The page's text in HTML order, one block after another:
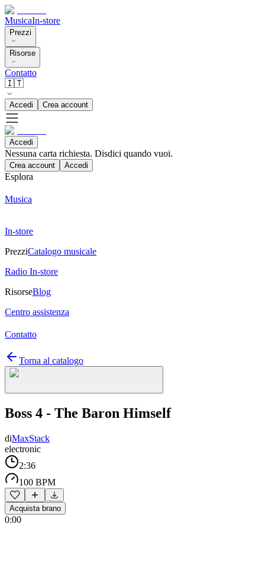
MusicaIn-store
Prezzi
Risorse
Contatto
🇮🇹
Accedi Crea account
Accedi
Nessuna carta richiesta. Disdici quando vuoi.
Crea account Accedi
Esplora
Musica
In-store
PrezziCatalogo musicale
Radio In-store
RisorseBlog
Centro assistenza
Contatto
Torna al catalogo
Boss 4 - The Baron Himself
diMaxStack
electronic
2:36
100 BPM
Acquista brano
0:00